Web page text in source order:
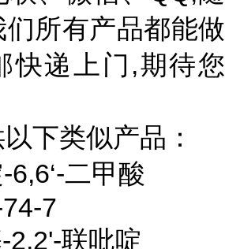
所有产品都能做
快递上门,期待您
下类似产品：
-6,6‘-二甲酸
7
-2,2'-联吡啶